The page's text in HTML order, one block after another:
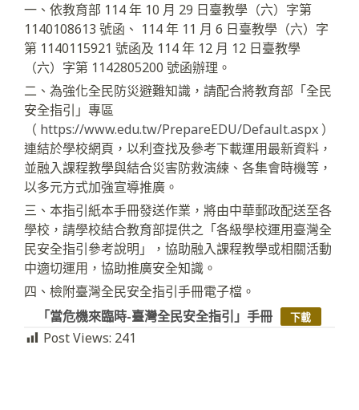
一、依教育部 114 年 10 月 29 日臺教學（六）字第
1140108613 號函、 114 年 11 月 6 日臺教學（六）字
第 1140115921 號函及 114 年 12 月 12 日臺教學
（六）字第 1142805200 號函辦理。
二、為強化全民防災避難知識，請配合將教育部「全民
安全指引」專區
（ https://www.edu.tw/PrepareEDU/Default.aspx ）
連結於學校網頁，以利查找及參考下載運用最新資料，
並融入課程教學與結合災害防救演練、各集會時機等，
以多元方式加強宣導推廣。
三、本指引紙本手冊發送作業，將由中華郵政配送至各
學校，請學校結合教育部提供之「各級學校運用臺灣全
民安全指引參考說明」，協助融入課程教學或相關活動
中適切運用，協助推廣安全知識。
四、檢附臺灣全民安全指引手冊電子檔。
「當危機來臨時-臺灣全民安全指引」手冊
下載
Post Views: 241